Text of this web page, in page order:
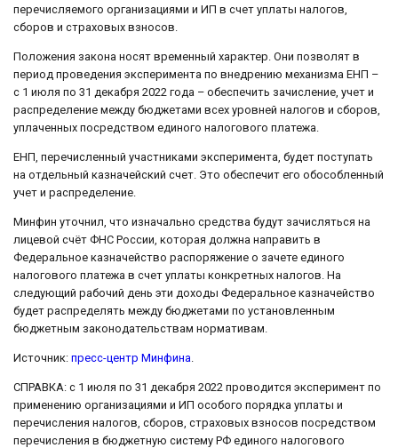
перечисляемого организациями и ИП в счет уплаты налогов,
сборов и страховых взносов.
Положения закона носят временный характер. Они позволят в
период проведения эксперимента по внедрению механизма ЕНП –
с 1 июля по 31 декабря 2022 года – обеспечить зачисление, учет и
распределение между бюджетами всех уровней налогов и сборов,
уплаченных посредством единого налогового платежа.
ЕНП, перечисленный участниками эксперимента, будет поступать
на отдельный казначейский счет. Это обеспечит его обособленный
учет и распределение.
Минфин уточнил, что изначально средства будут зачисляться на
лицевой счёт ФНС России, которая должна направить в
Федеральное казначейство распоряжение о зачете единого
налогового платежа в счет уплаты конкретных налогов. На
следующий рабочий день эти доходы Федеральное казначейство
будет распределять между бюджетами по установленным
бюджетным законодательствам нормативам.
Источник: пресс-центр Минфина
СПРАВКА: с 1 июля по 31 декабря 2022 проводится эксперимент по
применению организациями и ИП особого порядка уплаты и
перечисления налогов, сборов, страховых взносов посредством
перечисления в бюджетную систему РФ единого налогового